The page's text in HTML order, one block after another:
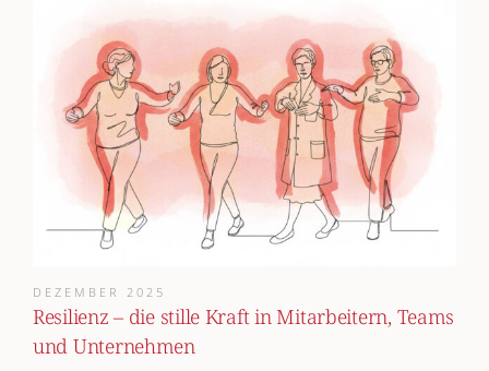
DEZEMBER 2025
Resilienz – die stille Kraft in Mitarbeitern, Teams
und Unternehmen